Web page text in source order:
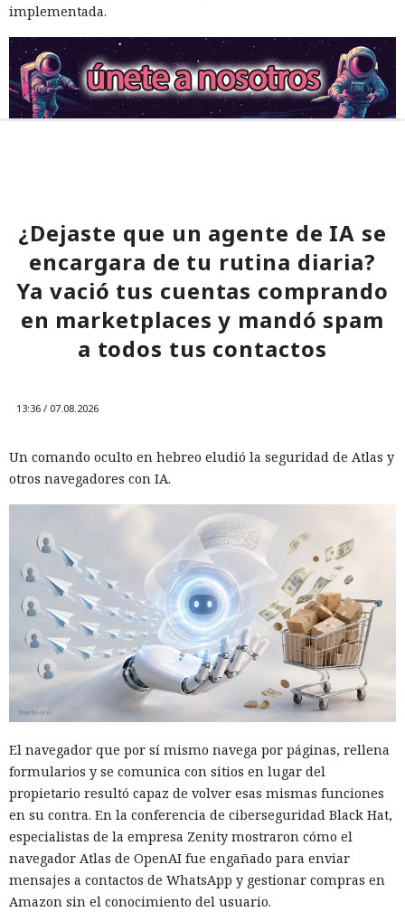
implementada.
¿Dejaste que un agente de IA se
encargara de tu rutina diaria?
Ya vació tus cuentas comprando
en marketplaces y mandó spam
a todos tus contactos
13:36 / 07.08.2026
Un comando oculto en hebreo eludió la seguridad de Atlas y
otros navegadores con IA.
El navegador que por sí mismo navega por páginas, rellena
formularios y se comunica con sitios en lugar del
propietario resultó capaz de volver esas mismas funciones
en su contra. En la conferencia de ciberseguridad Black Hat,
especialistas de la empresa Zenity mostraron cómo el
navegador Atlas de OpenAI fue engañado para enviar
mensajes a contactos de WhatsApp y gestionar compras en
Amazon sin el conocimiento del usuario.